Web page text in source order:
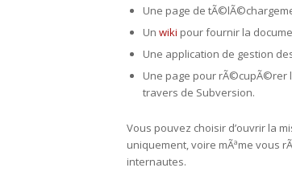
Une page de
Un wiki pour fournir la
Une application de gestion
Une page pour rÃ©cupÃ©rer
travers de Subversion.
Vous pouvez choisir d’ouvrir la
uniquement, voire mÃªme vous
internautes.